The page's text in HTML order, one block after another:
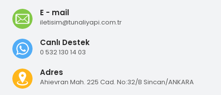
E - mail
iletisim@tunaliyapi.com.tr
Canlı Destek
0 532 130 14 03
Adres
Ahievran Mah. 225 Cad. No:32/B Sincan/ANKARA